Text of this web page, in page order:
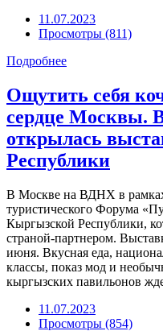
11.07.2023
Просмотры (811)
Подробнее
Ощутить себя
сердце Москвы.
открылась
Республики
В Москве на ВДНХ в
туристического Форума
Кыргызской Республики,
страной-партнером.
июня. Вкусная еда,
классы, показ мод и
кыргызских павильонов
11.07.2023
Просмотры (854)